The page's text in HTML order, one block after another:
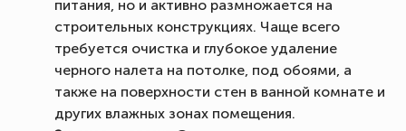
питания, но и активно размножается на
строительных конструкциях. Чаще всего
требуется очистка и глубокое удаление
черного налета на потолке, под обоями, а
также на поверхности стен в ванной комнате и
других влажных зонах помещения.